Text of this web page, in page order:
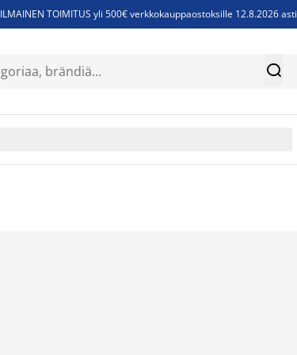
ILMAINEN TOIMITUS yli 500€ verkkokauppaostoksille 12.8.2026 asti
Sijauspatjoja - Säästä jopa 60% 